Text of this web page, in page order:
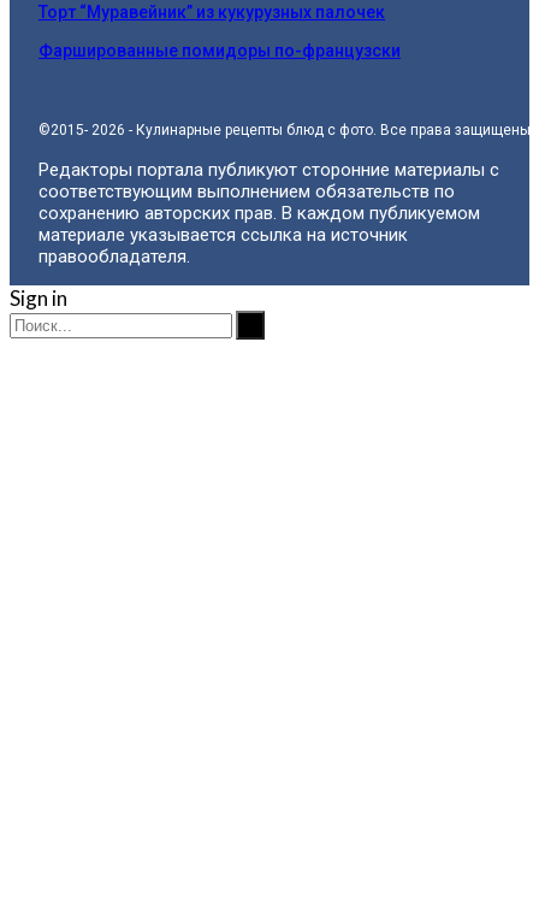
Торт “Муравейник” из кукурузных палочек
Фаршированные помидоры по-французски
©2015- 2026 - Кулинарные рецепты блюд с фото. Все права защищены.
Редакторы портала публикуют сторонние материалы с
соответствующим выполнением обязательств по
сохранению авторских прав. В каждом публикуемом
материале указывается ссылка на источник
правообладателя.
Sign in